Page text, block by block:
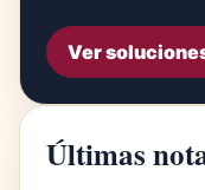
Ver
Últimas